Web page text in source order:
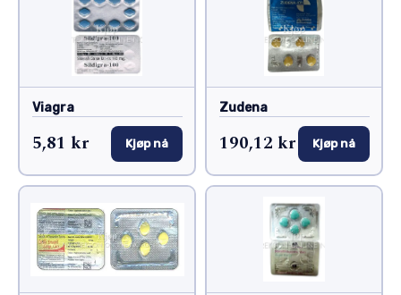
Viagra
5,81 kr Kjøp nå
Zudena
190,12 kr Kjøp nå